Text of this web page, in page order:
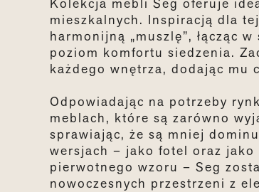
mieszkalnych. Inspiracją dla
harmonijną „muszlę”, łącząc
poziom komfortu siedzenia.
każdego wnętrza, dodając mu
Odpowiadając na potrzeby
meblach, które są zarówno
sprawiając, że są mniej
wersjach – jako fotel oraz jako
pierwotnego wzoru – Seg
nowoczesnych przestrzeni z